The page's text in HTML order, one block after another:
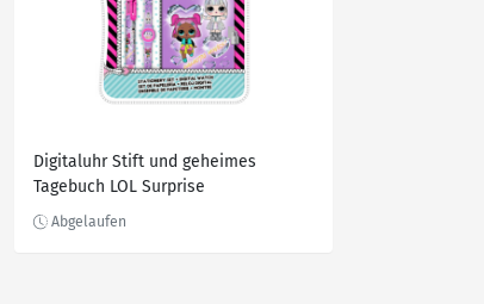
Digitaluhr Stift und geheimes
Tagebuch LOL Surprise